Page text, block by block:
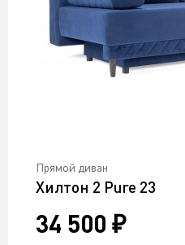
Прямой диван
Хилтон 2 Pure 23
34 500 ₽